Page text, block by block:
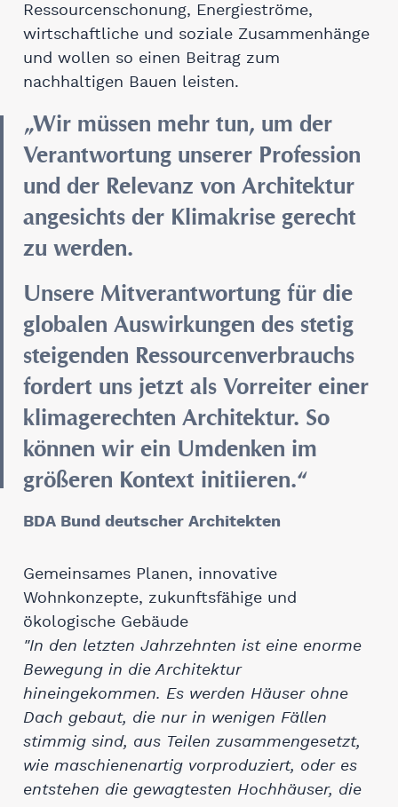
Ressourcenschonung, Energieströme,
wirtschaftliche und soziale Zusammenhänge
und wollen so einen Beitrag zum
nachhaltigen Bauen leisten.
„Wir müssen mehr tun, um der
Verantwortung unserer Profession
und der Relevanz von Architektur
angesichts der Klimakrise gerecht
zu werden.
Unsere Mitverantwortung für die
globalen Auswirkungen des stetig
steigenden Ressourcenverbrauchs
fordert uns jetzt als Vorreiter einer
klimagerechten Architektur. So
können wir ein Umdenken im
größeren Kontext initiieren.“
BDA Bund deutscher Architekten
Gemeinsames Planen, innovative
Wohnkonzepte, zukunftsfähige und
ökologische Gebäude
"In den letzten Jahrzehnten ist eine enorme
Bewegung in die Architektur
hineingekommen. Es werden Häuser ohne
Dach gebaut, die nur in wenigen Fällen
stimmig sind, aus Teilen zusammengesetzt,
wie maschienenartig vorproduziert, oder es
entstehen die gewagtesten Hochhäuser, die